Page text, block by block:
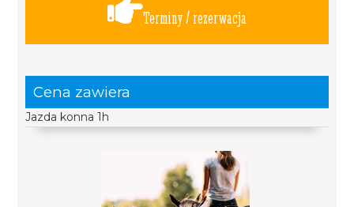
Terminy / rezerwacja
Cena zawiera
Jazda konna 1h